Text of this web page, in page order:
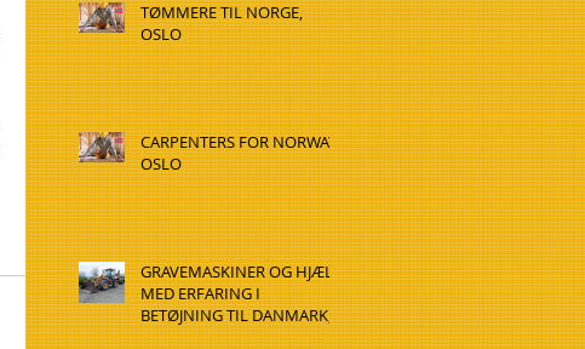
TØMMERE TIL NORGE,
OSLO
CARPENTERS FOR NORWAY,
OSLO
GRAVEMASKINER OG HJÆLP
MED ERFARING I
BETØJNING TIL DANMARK,
HADSTEN